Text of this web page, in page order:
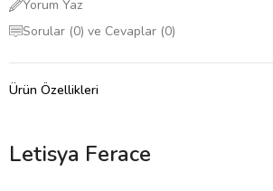
Yorum Yaz
Sorular (0) ve Cevaplar (0)
Ürün Özellikleri
Letisya Ferace